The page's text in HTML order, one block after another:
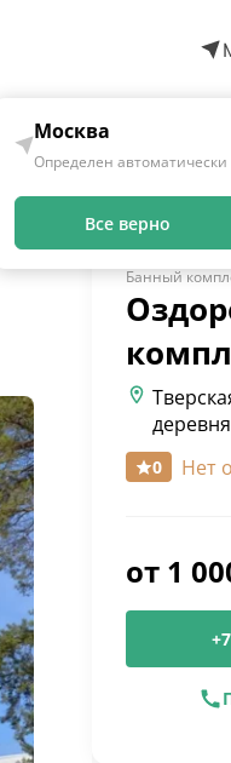
Москва
Определен автоматически
Все верно
Банный
0 Нет
от 1